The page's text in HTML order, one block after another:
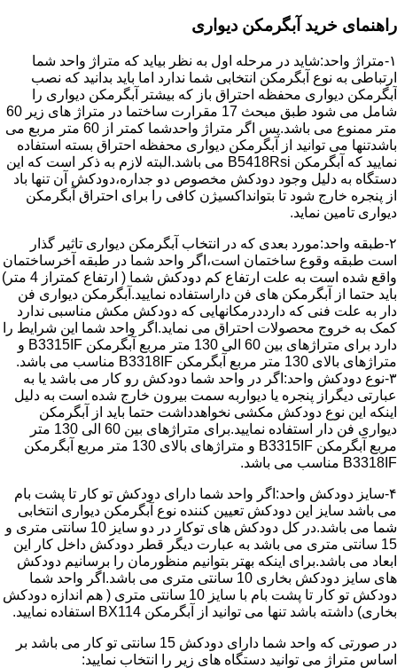
راهنمای خرید آبگرمکن دیواری
۱-متراژ واحد:شاید در مرحله اول به نظر بیاید که متراژ واحد شما
ارتباطی به نوع آبگرمکن انتخابی شما ندارد اما باید بدانید که نصب
آبگرمکن دیواری محفظه احتراق باز که بیشتر آبگرمکن دیواری را
شامل می شود طبق مبحث 17 مقرارت ساختما در متراژ های زیر 60
متر ممنوع می باشد.پس اگر متراژ واحدشما کمتر از 60 متر مربع می
باشدتنها می توانید از آبگرمکن دیواری محفظه احتراق بسته استفاده
نمایید که آبگرمکن B5418Rsi می باشد.البته لازم به ذکر است که این
دستگاه به دلیل وجود دودکش مخصوص دو جداره،دودکش آن تنها باد
از پنجره خارج شود تا بتوانداکسیژن کافی را برای احتراق آبگرمکن
دیواری تامین نماید.
۲-طبقه واحد:مورد بعدی که در انتخاب آبگرمکن دیواری تاثیر گذار
است طبقه وقوع ساختمان است،اگر واحد شما در طبقه آخرساختمان
واقع شده است به علت ارتفاع کم دودکش شما ( ارتفاع کمتراز 4 متر)
باید حتما از آبگرمکن های فن داراستفاده نمایید.آبگرمکن دیواری فن
دار به علت فنی که دارددرمکانهایی که دودکش مکش مناسبی ندارد
کمک به خروج محصولات احتراق می نماید.اگر واحد شما این شرایط را
دارد برای متراژهای بین 60 الی 130 متر مربع آبگرمکن B3315IF و
متراژهای بالای 130 متر مربع آبگرمکن B3318IF مناسب می باشد.
۳-نوع دودکش واحد:اگر در واحد شما دودکش رو کار می باشد یا به
عبارتی دیگراز پنجره یا دیواربه سمت بیرون خارج شده است به دلیل
اینکه این نوع دودکش مکشی نخواهدداشت حتما باید از آبگرمکن
دیواری فن دار استفاده نمایید.برای متراژهای بین 60 الی 130 متر
مربع آبگرمکن B3315IF و متراژهای بالای 130 متر مربع آبگرمکن
B3318IF مناسب می باشد.
۴-سایز دودکش واحد:اگر واحد شما دارای دودکش تو کار تا پشت بام
می باشد سایز این دودکش تعیین کننده نوع آبگرمکن دیواری انتخابی
شما می باشد.در کل دودکش های توکار در دو سایز 10 سانتی متری و
15 سانتی متری می باشد به عبارت دیگر قطر دودکش داخل کار این
ابعاد می باشد.برای اینکه بهتر بتوانیم منظورمان را برسانیم دودکش
های سایز دودکش بخاری 10 سانتی متری می باشد.اگر واحد شما
دودکش تو کار تا پشت بام با سایز 10 سانتی متری ( هم اندازه دودکش
بخاری) داشته باشد تنها می توانید از آبگرمکن BX114 استفاده نمایید.
در صورتی که واحد شما دارای دودکش 15 سانتی تو کار می باشد بر
اساس متراژ می توانید دستگاه های زیر را انتخاب نمایید: